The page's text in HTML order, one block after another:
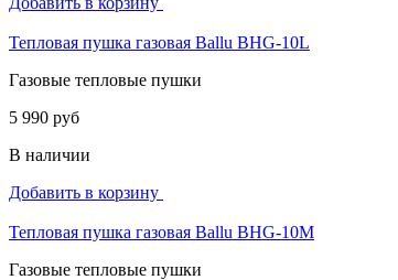
Тепловая пушка газовая Ballu BHG-10L
Газовые тепловые пушки
5 990 руб
В наличии
Добавить в корзину
Тепловая пушка газовая Ballu BHG-10M
Газовые тепловые пушки